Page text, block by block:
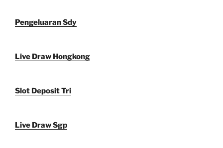
Pengeluaran Sdy
Live Draw Hongkong
Slot Deposit Tri
Live Draw Sgp